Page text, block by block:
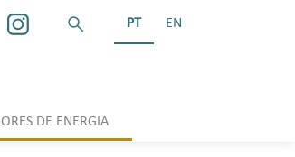
PT EN
DE ENERGIA